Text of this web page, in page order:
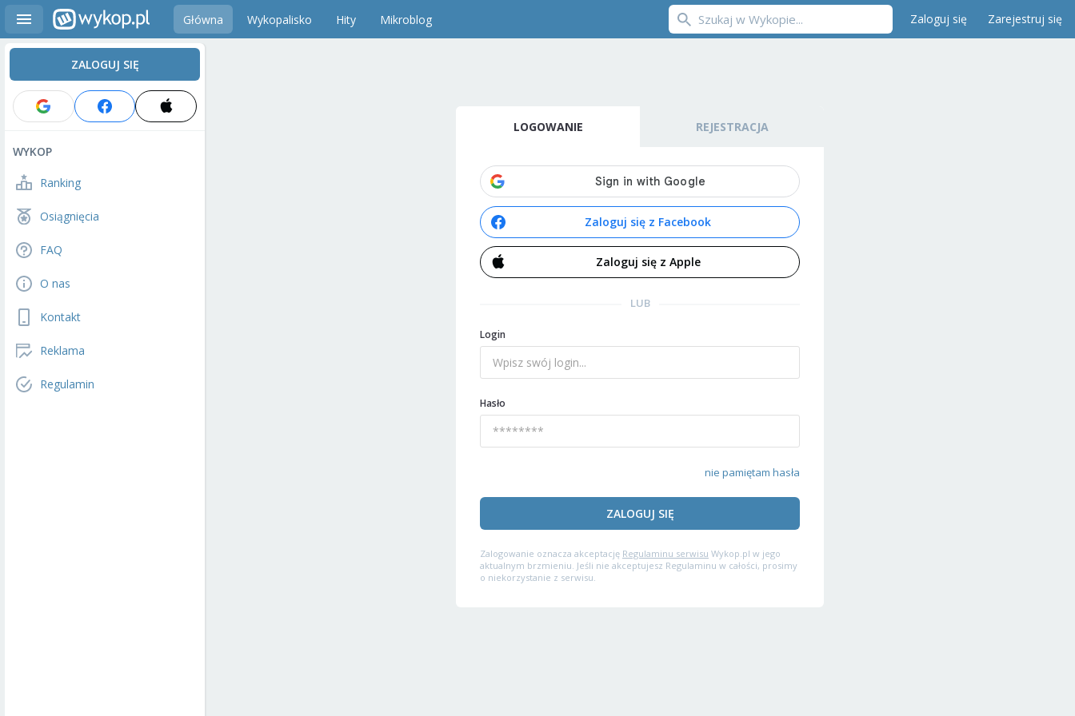
Główna Wykopalisko Hity Mikroblog Zaloguj się Zarejestruj się
ZALOGUJ SIĘ
WYKOP
Ranking
Osiągnięcia
FAQ
O nas
Kontakt
Reklama
Regulamin
LOGOWANIE REJESTRACJA
Zaloguj się z Facebook
Zaloguj się z Apple
LUB
Login
Hasło
nie pamiętam hasła
ZALOGUJ SIĘ
Zalogowanie oznacza akceptację Regulaminu serwisu Wykop.pl w jego
aktualnym brzmieniu. Jeśli nie akceptujesz Regulaminu w całości, prosimy
o niekorzystanie z serwisu.